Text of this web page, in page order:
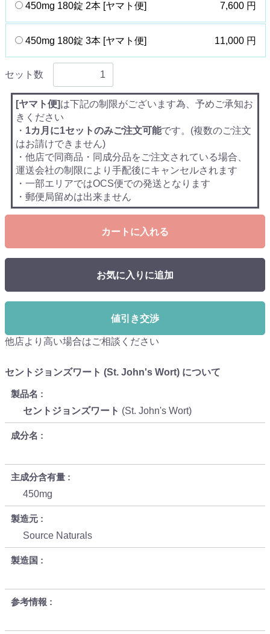
450mg 180錠 2本 [ヤマト便] 7,600 円
450mg 180錠 3本 [ヤマト便] 11,000 円
セット数
[ヤマト便]は下記の制限がございます為、予めご承知お
きください
・ 1カ月に1セットのみご注文可能です。(複数のご注文
はお請けできません)
・他店で同商品・同成分品をご注文されている場合、
運送会社の制限により手配後にキャンセルされます
・一部エリアではOCS便での発送となります
・郵便局留めは出来ません
カートに入れる
お気に入りに追加
値引き交渉
他店より高い場合はご相談ください
セントジョンズワート (St. John's Wort) について
製品名
セントジョンズワート (St. John's Wort)
成分名
主成分含有量
450mg
製造元
Source Naturals
製造国
参考情報